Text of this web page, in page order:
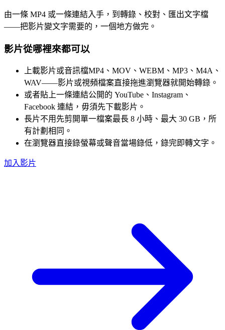
由一條 MP4 或一條連結入手，到轉錄、校對、匯出文字檔
——把影片變文字需要的，一個地方做完。
影片從哪裡來都可以
上載影片或音訊檔MP4、MOV、WEBM、MP3、M4A、
WAV——影片或視頻檔案直接拖進瀏覽器就開始轉錄。
或者貼上一條連結公開的 YouTube、Instagram、
Facebook 連結，毋須先下載影片。
長片不用先剪開單一檔案最長 8 小時、最大 30 GB，所
有計劃相同。
在瀏覽器直接錄螢幕或聲音當場錄低，錄完即轉文字。
加入影片